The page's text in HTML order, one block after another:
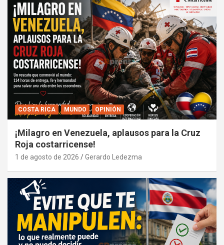
COSTA RICA MUNDO OPINIÓN
¡Milagro en Venezuela, aplausos para la Cruz
Roja costarricense!
1 de agosto de 2026 Gerardo Ledezma